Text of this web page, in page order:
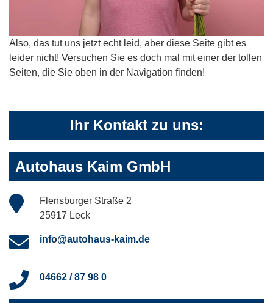
Also, das tut uns jetzt echt leid, aber diese Seite gibt es
leider nicht! Versuchen Sie es doch mal mit einer der tollen
Seiten, die Sie oben in der Navigation finden!
Ihr Kontakt zu uns:
Autohaus Kaim GmbH
Flensburger Straße 2
25917 Leck
info@autohaus-kaim.de
04662 / 87 98 0